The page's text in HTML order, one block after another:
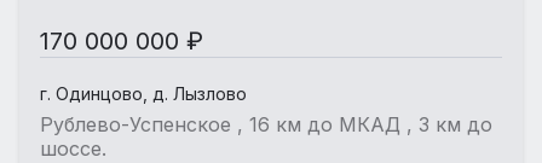
170 000 000 ₽
г. Одинцово, д. Лызлово
Рублево-Успенское , 16 км до МКАД , 3 км до
шоссе.